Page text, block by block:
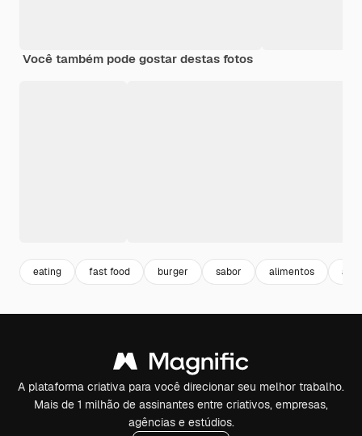
Você também pode gostar destas fotos
eating fast food burger sabor alimentos
A plataforma criativa para você direcionar seu melhor trabalho.
Mais de 1 milhão de assinantes entre criativos, empresas,
agências e estúdios.